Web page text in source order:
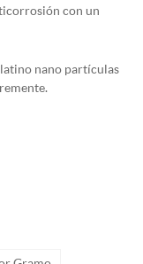
con un
nano partículas